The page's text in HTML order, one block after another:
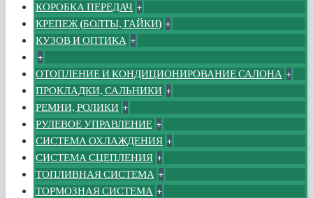
КОРОБКА ПЕРЕДАЧ +
КРЕПЕЖ (БОЛТЫ, ГАЙКИ) +
КУЗОВ И ОПТИКА +
+
ОТОПЛЕНИЕ И КОНДИЦИОНИРОВАНИЕ САЛОНА +
ПРОКЛАДКИ, САЛЬНИКИ +
РЕМНИ, РОЛИКИ +
РУЛЕВОЕ УПРАВЛЕНИЕ +
СИСТЕМА ОХЛАЖДЕНИЯ +
СИСТЕМА СЦЕПЛЕНИЯ +
ТОПЛИВНАЯ СИСТЕМА +
ТОРМОЗНАЯ СИСТЕМА +